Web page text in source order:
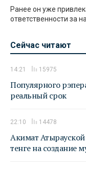
Ранее он уже
ответственности за
Сейчас читают
14:21 15975
Популярного
реальный срок
22:10 14478
Акимат
тенге на создание